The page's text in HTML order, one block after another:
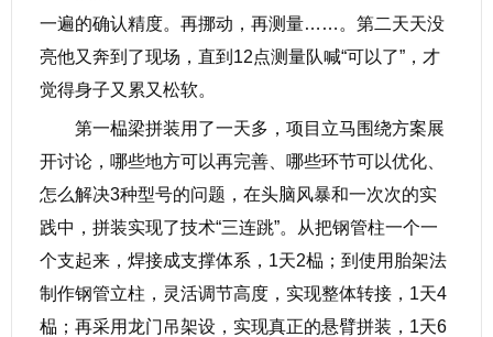
一遍的确认精度。再挪动，再测量……。第二天天没
亮他又奔到了现场，直到12点测量队喊“可以了”，才
觉得身子又累又松软。
第一榀梁拼装用了一天多，项目立马围绕方案展
开讨论，哪些地方可以再完善、哪些环节可以优化、
怎么解决3种型号的问题，在头脑风暴和一次次的实
践中，拼装实现了技术“三连跳”。从把钢管柱一个一
个支起来，焊接成支撑体系，1天2榀；到使用胎架法
制作钢管立柱，灵活调节高度，实现整体转接，1天4
榀；再采用龙门吊架设，实现真正的悬臂拼装，1天6